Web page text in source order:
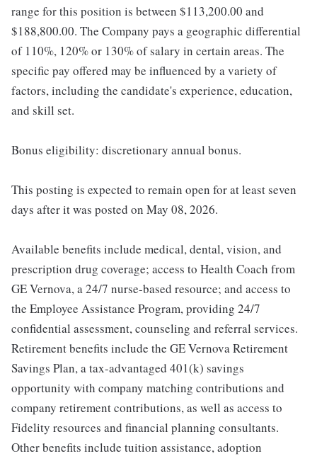
range for this position is between $113,200.00 and
$188,800.00. The Company pays a geographic differential
of 110%, 120% or 130% of salary in certain areas. The
specific pay offered may be influenced by a variety of
factors, including the candidate's experience, education,
and skill set.
Bonus eligibility: discretionary annual bonus.
This posting is expected to remain open for at least seven
days after it was posted on May 08, 2026.
Available benefits include medical, dental, vision, and
prescription drug coverage; access to Health Coach from
GE Vernova, a 24/7 nurse-based resource; and access to
the Employee Assistance Program, providing 24/7
confidential assessment, counseling and referral services.
Retirement benefits include the GE Vernova Retirement
Savings Plan, a tax-advantaged 401(k) savings
opportunity with company matching contributions and
company retirement contributions, as well as access to
Fidelity resources and financial planning consultants.
Other benefits include tuition assistance, adoption